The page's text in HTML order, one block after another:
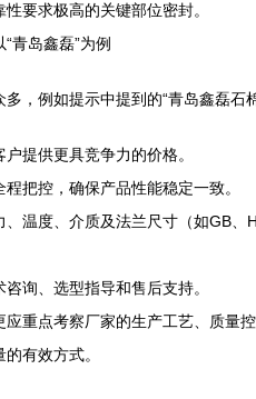
要求极高的关键部位密封。
青岛鑫磊”为例
，例如提示中提到的“青岛鑫磊
提供更具竞争力的价格。
把控，确保产品性能稳定一致。
温度、介质及法兰尺寸（如GB
询、选型指导和售后支持。
重点考察厂家的生产工艺、质量
有效方式。